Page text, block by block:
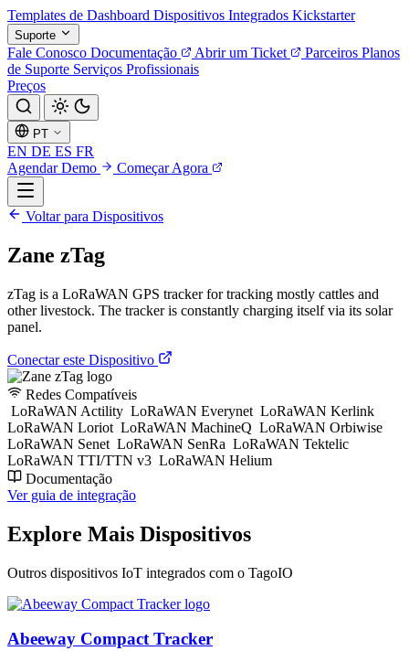
Templates de Dashboard Dispositivos Integrados Kickstarter
Suporte
Fale Conosco Documentação Abrir um Ticket Parceiros Planos
de Suporte Serviços Profissionais
Preços
PT
EN DE ES FR
Agendar Demo
Começar Agora
Voltar para Dispositivos
Zane zTag
zTag is a LoRaWAN GPS tracker for tracking mostly cattles and
other livestock. The tracker is constantly charging itself via its solar
panel.
Conectar este Dispositivo
Redes Compatíveis
LoRaWAN Actility LoRaWAN Everynet LoRaWAN Kerlink
LoRaWAN Loriot LoRaWAN MachineQ LoRaWAN Orbiwise
LoRaWAN Senet LoRaWAN SenRa LoRaWAN Tektelic
LoRaWAN TTI/TTN v3 LoRaWAN Helium
Documentação
Ver guia de integração
Explore Mais Dispositivos
Outros dispositivos IoT integrados com o TagoIO
Abeeway Compact Tracker